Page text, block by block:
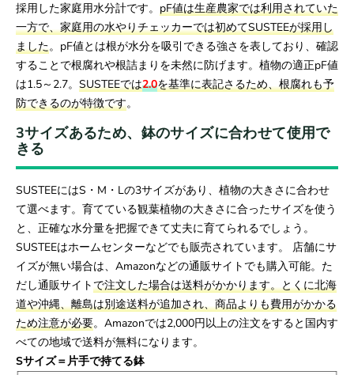
採用した家庭用水分計です。 pF値は生産農家では利用されていた
一方で、家庭用の水やりチェッカーでは初めてSUSTEEが採用し
ました。pF値とは根が水分を吸引できる強さを表しており、確認
することで根腐れや根詰まりを未然に防げます。植物の適正pF値
は1.5～2.7。 SUSTEEでは2.0を基準に表記さるため、根腐れも予
防できるのが特徴です。
3サイズあるため、鉢のサイズに合わせて使用で
きる
SUSTEEにはS・M・Lの3サイズがあり、植物の大きさに合わせ
て選べます。育てている観葉植物の大きさに合ったサイズを使う
と、正確な水分量を把握できて丈夫に育てられるでしょう。
SUSTEEはホームセンターなどでも販売されています。 店舗にサ
イズが無い場合は、Amazonなどの通販サイトでも購入可能。た
だし通販サイトで注文した場合は送料がかかります。とくに北海
道や沖縄、離島は別途送料が追加され、商品よりも費用がかかる
ため注意が必要。Amazonでは2,000円以上の注文をすると国内す
べての地域で送料が無料になります。
Sサイズ＝片手で持てる鉢